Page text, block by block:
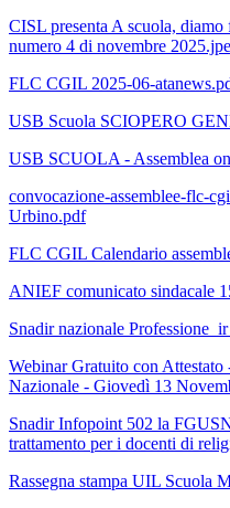
CISL presenta A scuola,
numero 4 di novembre
FLC CGIL 2025-06-
USB Scuola SCIOPERO
USB SCUOLA - Assemblea
convocazione-assemblee-flc-
Urbino.pdf
FLC CGIL Calendario
ANIEF comunicato sindacale
Snadir nazionale
Webinar Gratuito con
Nazionale - Giovedì 13
Snadir Infopoint 502 la
trattamento per i docenti di
Rassegna stampa UIL Scuola